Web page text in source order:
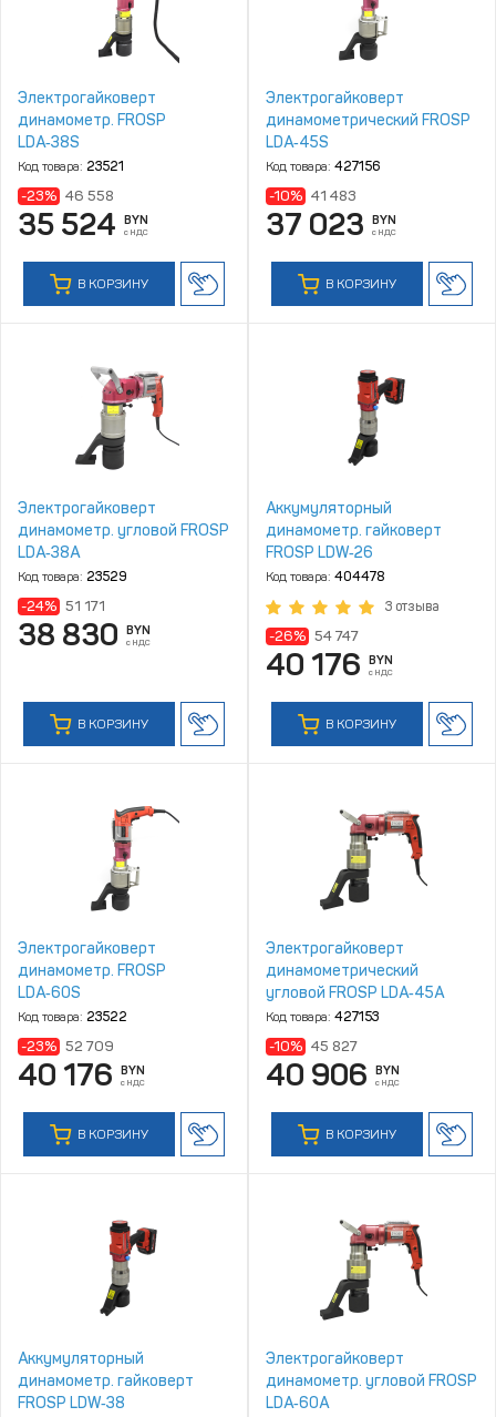
Электрогайковерт
динамометр. FROSP
LDA‑38S
Код товара: 23521
-23% 46 558
35 524 BYN
с НДС
В КОРЗИНУ
Электрогайковерт
динамометрический FROSP
LDA‑45S
Код товара: 427156
-10% 41 483
37 023 BYN
с НДС
В КОРЗИНУ
Электрогайковерт
динамометр. угловой FROSP
LDA‑38A
Код товара: 23529
-24% 51 171
38 830 BYN
с НДС
В КОРЗИНУ
Аккумуляторный
динамометр. гайковерт
FROSP LDW‑26
Код товара: 404478
3 отзыва
-26% 54 747
40 176 BYN
с НДС
В КОРЗИНУ
Электрогайковерт
динамометр. FROSP
LDA‑60S
Код товара: 23522
-23% 52 709
40 176 BYN
с НДС
В КОРЗИНУ
Электрогайковерт
динамометрический
угловой FROSP LDA‑45A
Код товара: 427153
-10% 45 827
40 906 BYN
с НДС
В КОРЗИНУ
Аккумуляторный
динамометр. гайковерт
FROSP LDW‑38
Электрогайковерт
динамометр. угловой FROSP
LDA‑60A